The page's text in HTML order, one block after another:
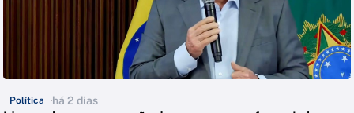
Política há 2 dias